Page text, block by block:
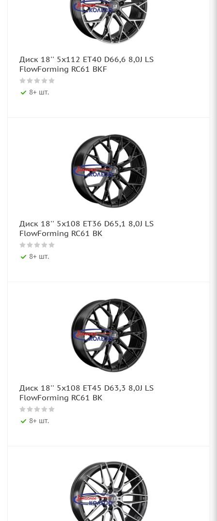
Диск 18'' 5x112 ET40 D66,6 8,0J LS
FlowForming RC61 BKF
8+ шт.
Диск 18'' 5x108 ET36 D65,1 8,0J LS
FlowForming RC61 BK
8+ шт.
Диск 18'' 5x108 ET45 D63,3 8,0J LS
FlowForming RC61 BK
8+ шт.